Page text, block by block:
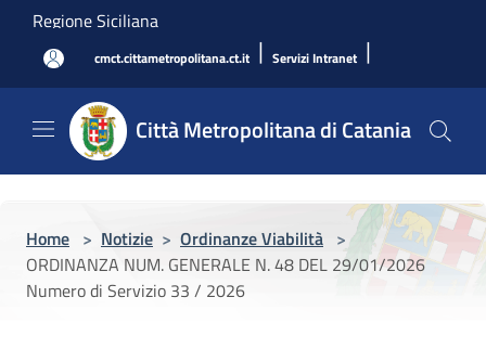
Salta al contenuto principale
Regione Siciliana
cmct.cittametropolitana.ct.it | Servizi Intranet |
Città Metropolitana di Catania
Home > Notizie > Ordinanze Viabilità >
ORDINANZA NUM. GENERALE N. 48 DEL 29/01/2026
Numero di Servizio 33 / 2026